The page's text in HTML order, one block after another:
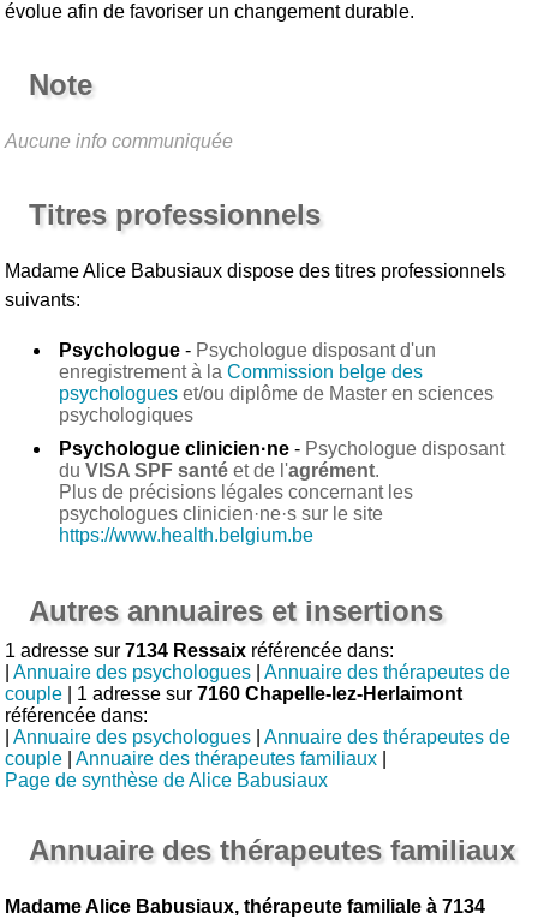
évolue afin de favoriser un changement durable.
Note
Aucune info communiquée
Titres professionnels
Madame Alice Babusiaux dispose des titres professionnels
suivants:
Psychologue - Psychologue disposant d'un
enregistrement à laCommission belge des
psychologues et/ou diplôme de Master en sciences
psychologiques
Psychologue clinicien·ne - Psychologue disposant
duVISA SPF santé et de l'agrément.
Plus de précisions légales concernant les
psychologues clinicien·ne·s sur le site
https://www.health.belgium.be
Autres annuaires et insertions
1 adresse sur7134 Ressaix référencée dans:
|Annuaire des psychologues |Annuaire des thérapeutes de
couple | 1 adresse sur7160 Chapelle-lez-Herlaimont
référencée dans:
|Annuaire des psychologues |Annuaire des thérapeutes de
couple |Annuaire des thérapeutes familiaux
Page de synthèse de Alice Babusiaux
Annuaire des thérapeutes familiaux
Madame Alice Babusiaux, thérapeute familiale à 7134